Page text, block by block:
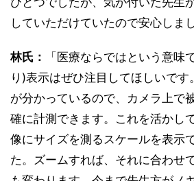
していただけていたので安心しまし
林氏：
「医療ならではという意味
り)表示はぜひ注目してほしいで
が分かっているので、カメラ上で
確に計測できます。これを活かし
像にサイズを測るスケールを表示
た。ズームすれば、それに合わせ